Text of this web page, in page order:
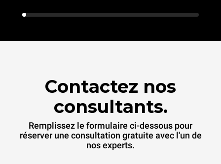
Contactez nos
consultants.
Remplissez le formulaire ci-dessous pour
réserver une consultation gratuite avec l'un de
nos experts.